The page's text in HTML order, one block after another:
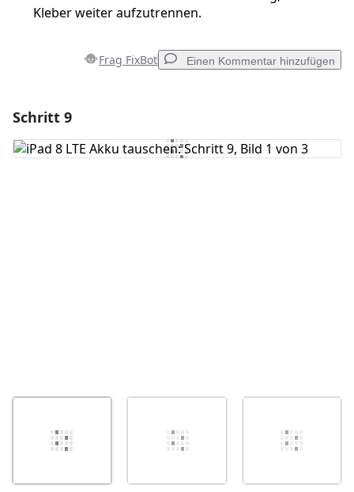
Kleber weiter aufzutrennen.
Frag FixBot Einen Kommentar hinzufügen
Kommentar hinzufügen
Schritt 9